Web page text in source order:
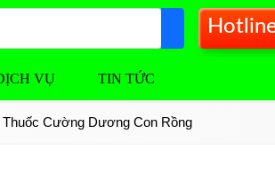
VỤ TIN TỨC
Thuốc Cường Dương Con Rồng